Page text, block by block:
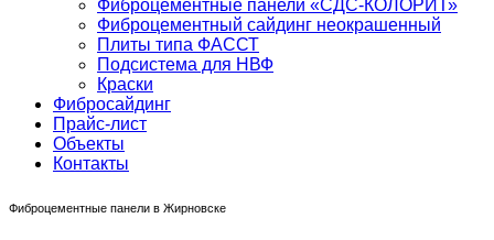
Фиброцементные панели «СДС-КОЛОРИТ»
Фиброцементный сайдинг неокрашенный
Плиты типа ФАССТ
Подсистема для НВФ
Краски
Фибросайдинг
Прайс-лист
Объекты
Контакты
Фиброцементные панели в Жирновске